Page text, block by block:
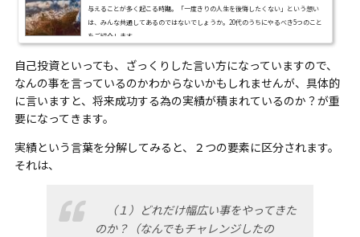
与えることが多く起こる時期。「一度きりの人生を後悔したくない」という想い
は、みんな共通してあるのではないでしょうか。20代のうちにやるべき5つのこと
をご紹介します。
自己投資といっても、ざっくりした言い方になっていますので、
なんの事を言っているのかわからないかもしれませんが、具体的
に言いますと、将来成功する為の実績が積まれているのか？が重
要になってきます。
実績という言葉を分解してみると、２つの要素に区分されます。
それは、
（１）どれだけ幅広い事をやってきた
のか？（なんでもチャレンジしたの